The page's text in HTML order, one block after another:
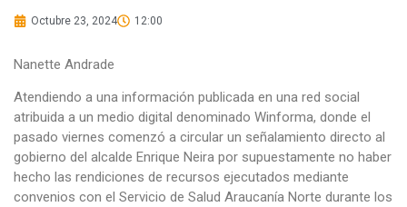
Octubre 23, 2024 12:00
Nanette Andrade
Atendiendo a una información publicada en una red social
atribuida a un medio digital denominado Winforma, donde el
pasado viernes comenzó a circular un señalamiento directo al
gobierno del alcalde Enrique Neira por supuestamente no haber
hecho las rendiciones de recursos ejecutados mediante
convenios con el Servicio de Salud Araucanía Norte durante los